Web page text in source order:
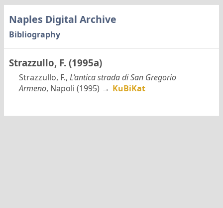
Naples Digital Archive
Bibliography
Strazzullo, F. (1995a)
Strazzullo, F., L’antica strada di San Gregorio
Armeno, Napoli (1995) → KuBiKat